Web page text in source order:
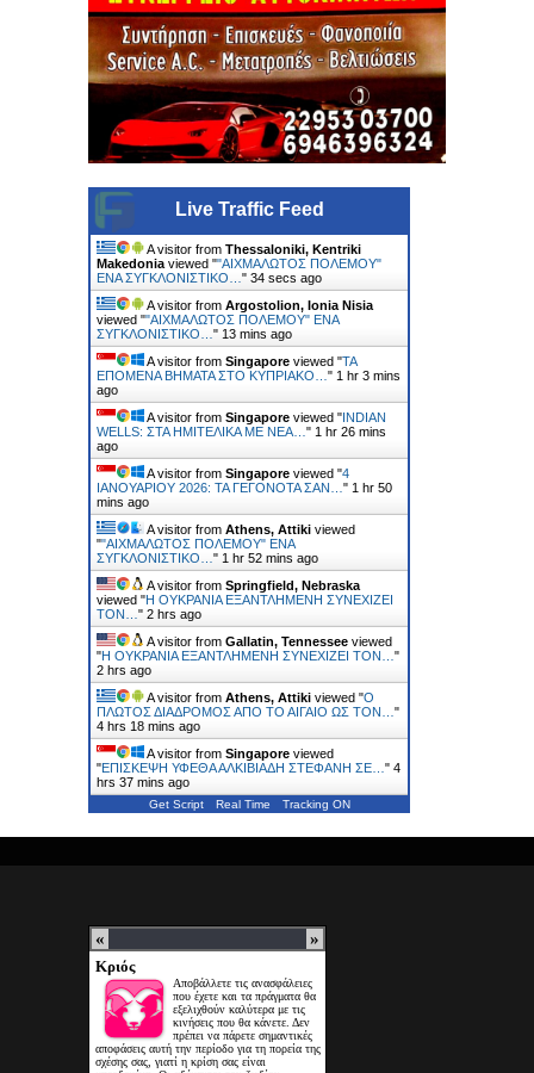
Live Traffic Feed
A visitor from Thessaloniki, Kentriki
Makedonia viewed ""ΑΙΧΜΑΛΩΤΟΣ ΠΟΛΕΜΟΥ"
ΕΝΑ ΣΥΓΚΛΟΝΙΣΤΙΚΟ… " 34 secs ago
A visitor from Argostolion, Ionia Nisia
viewed ""ΑΙΧΜΑΛΩΤΟΣ ΠΟΛΕΜΟΥ" ΕΝΑ
ΣΥΓΚΛΟΝΙΣΤΙΚΟ… " 13 mins ago
A visitor from Singapore viewed "ΤΑ
ΕΠΟΜΕΝΑ ΒΗΜΑΤΑ ΣΤΟ ΚΥΠΡΙΑΚΟ… " 1 hr 3 mins
ago
A visitor from Singapore viewed "INDIAN
WELLS: ΣΤΑ ΗΜΙΤΕΛΙΚΑ ΜΕ ΝΕΑ… " 1 hr 26 mins
ago
A visitor from Singapore viewed "4
ΙΑΝΟΥΑΡΙΟΥ 2026: ΤΑ ΓΕΓΟΝΟΤΑ ΣΑΝ… " 1 hr 50
mins ago
A visitor from Athens, Attiki viewed
""ΑΙΧΜΑΛΩΤΟΣ ΠΟΛΕΜΟΥ" ΕΝΑ
ΣΥΓΚΛΟΝΙΣΤΙΚΟ… " 1 hr 52 mins ago
A visitor from Springfield, Nebraska
viewed "H ΟΥΚΡΑΝΙΑ ΕΞΑΝΤΛΗΜΕΝΗ ΣΥΝΕΧΙΖΕΙ
ΤΟΝ… " 2 hrs ago
A visitor from Gallatin, Tennessee viewed
"H ΟΥΚΡΑΝΙΑ ΕΞΑΝΤΛΗΜΕΝΗ ΣΥΝΕΧΙΖΕΙ ΤΟΝ… "
2 hrs ago
A visitor from Athens, Attiki viewed "Ο
ΠΛΩΤΟΣ ΔΙΑΔΡΟΜΟΣ ΑΠΟ ΤΟ ΑΙΓΑΙΟ ΩΣ ΤΟΝ… "
4 hrs 18 mins ago
A visitor from Singapore viewed
"ΕΠΙΣΚΕΨΗ ΥΦΕΘΑ ΑΛΚΙΒΙΑΔΗ ΣΤΕΦΑΝΗ ΣΕ… " 4
hrs 37 mins ago
Get Script Real Time Tracking ON